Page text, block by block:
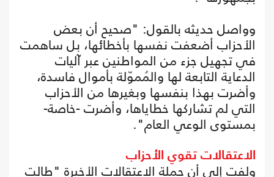
وواصل حديثه بالقول: "صحيح أن بعض
الأحزاب أضعفت نفسها بأخطائها، بل ساهمت
في تجهيل جزء من المواطنين عبر آليات
الدعاية التابعة لها والمُموّلة بأموال فاسدة،
وأضرت بهذا بنفسها وبغيرها من الأحزاب
التي لم تشاركها خطاياها، وأضرت -خاصة-
بمستوى الوعي العام".
الاعتقالات تقوي الأحزاب
ولفت إلى أن حملة الاعتقالات الأخيرة "طالت